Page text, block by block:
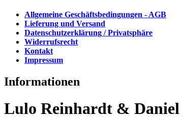
Allgemeine Geschäftsbedingungen - AGB
Lieferung und Versand
Datenschutzerklärung / Privatsphäre
Widerrufsrecht
Kontakt
Impressum
Informationen
Lulo Reinhardt & Daniel